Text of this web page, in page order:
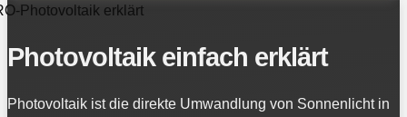
Photovoltaik erklärt
Photovoltaik einfach erklärt
Photovoltaik ist die direkte Umwandlung von Sonnenlicht in